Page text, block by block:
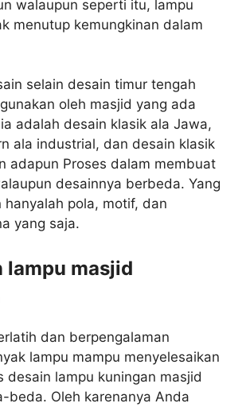
walaupun seperti itu, lampu
menutup kemungkinan dalam
selain desain timur tengah
oleh masjid yang ada
adalah desain klasik ala Jawa,
ala industrial, dan desain klasik
adapun Proses dalam membuat
desainnya berbeda. Yang
hanyalah pola, motif, dan
yang saja.
lampu masjid
dan berpengalaman
lampu mampu menyelesaikan
desain lampu kuningan masjid
beda. Oleh karenanya Anda